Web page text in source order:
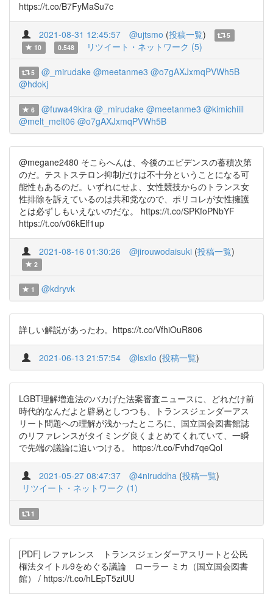
https://t.co/B7FyMaSu7c
2021-08-31 12:45:57 @ujtsmo (投稿一覧)
5
10
0.548 リツイート・ネットワーク (5)
5 @_mirudake @meetanme3 @o7gAXJxmqPVWh5B
@hdokj
6 @fuwa49kira @_mirudake @meetanme3 @kimichiiil
@melt_melt06 @o7gAXJxmqPVWh5B
@megane2480 そこらへんは、今後のエビデンスの蓄積次第
のだ。テストステロン抑制だけは不十分ということになる可
能性もあるのだ。いずれにせよ、女性競技からのトランス女
性排除を訴えているのは共和党なので、ポリコレが女性擁護
とは必ずしもいえないのだな。 https://t.co/SPKfoPNbYF
https://t.co/v06kElf1up
2021-08-16 01:30:26 @jirouwodaisuki (投稿一覧)
2
1 @kdryvk
詳しい解説があったわ。https://t.co/VfhiOuR806
2021-06-13 21:57:54 @lsxilo (投稿一覧)
LGBT理解増進法のバカげた法案審査ニュースに、どれだけ前
時代的なんだよと辟易としつつも、トランスジェンダーアス
リート問題への理解が浅かったところに、国立国会図書館誌
のリファレンスがタイミング良くまとめてくれていて、一瞬
で先端の議論に追いつける。 https://t.co/Fvhd7qeQol
2021-05-27 08:47:37 @4niruddha (投稿一覧)
リツイート・ネットワーク (1)
1
[PDF] レファレンス トランスジェンダーアスリートと公民
権法タイトル9をめぐる議論 ローラー ミカ（国立国会図書
館） / https://t.co/hLEpT5ziUU